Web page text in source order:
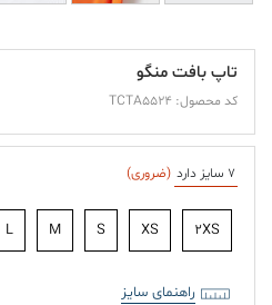
تاپ بافت منگو
کد محصول: TCTA5524
7 سایز دارد (ضروری)
2XS
XS
S
M
L
راهنمای سایز